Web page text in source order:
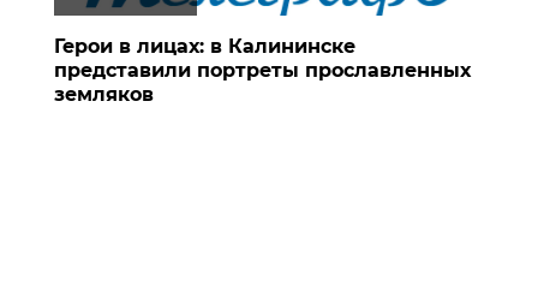
Герои в лицах: в Калининске
представили портреты прославленных
земляков